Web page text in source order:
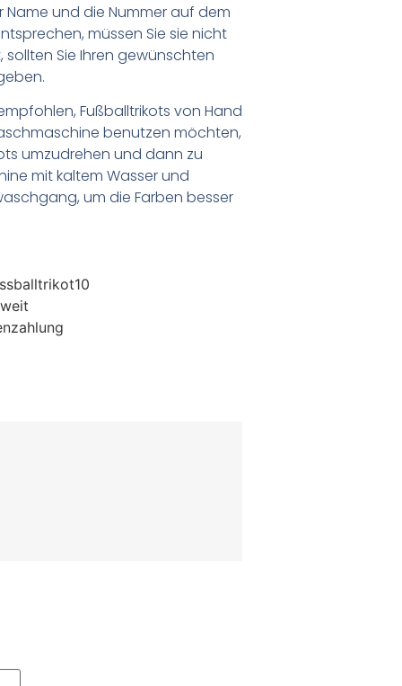
Name und die Nummer auf dem
müssen Sie sie nicht
Sie Ihren gewünschten
Fußballtrikots von Hand
benutzen möchten,
umzudrehen und dann zu
mit kaltem Wasser und
um die Farben besser